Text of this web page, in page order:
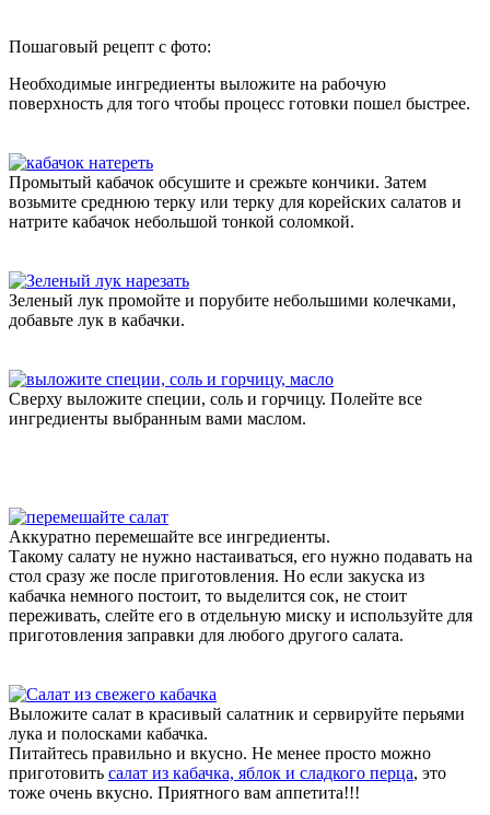
Пошаговый рецепт с фото:
Необходимые ингредиенты выложите на рабочую
поверхность для того чтобы процесс готовки пошел быстрее.
Промытый кабачок обсушите и срежьте кончики. Затем
возьмите среднюю терку или терку для корейских салатов и
натрите кабачок небольшой тонкой соломкой.
Зеленый лук промойте и порубите небольшими колечками,
добавьте лук в кабачки.
Сверху выложите специи, соль и горчицу. Полейте все
ингредиенты выбранным вами маслом.
Аккуратно перемешайте все ингредиенты.
Такому салату не нужно настаиваться, его нужно подавать на
стол сразу же после приготовления. Но если закуска из
кабачка немного постоит, то выделится сок, не стоит
переживать, слейте его в отдельную миску и используйте для
приготовления заправки для любого другого салата.
Выложите салат в красивый салатник и сервируйте перьями
лука и полосками кабачка.
Питайтесь правильно и вкусно. Не менее просто можно
приготовить салат из кабачка, яблок и сладкого перца, это
тоже очень вкусно. Приятного вам аппетита!!!